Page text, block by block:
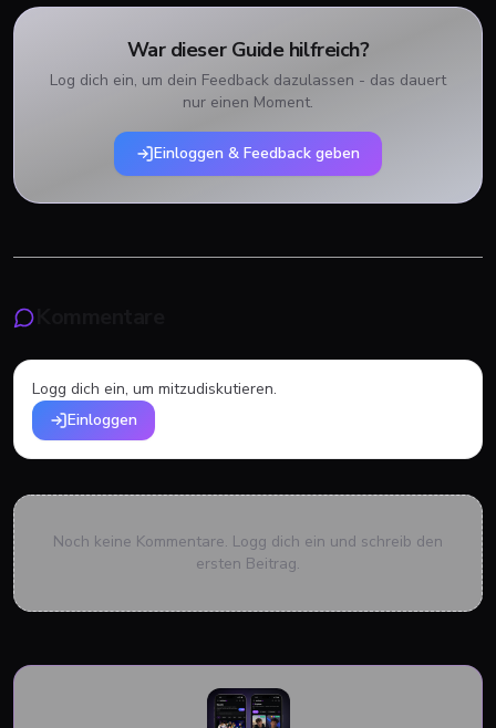
War dieser Guide hilfreich?
Log dich ein, um dein Feedback dazulassen - das dauert
nur einen Moment.
Einloggen & Feedback geben
Logg dich ein, um mitzudiskutieren.
Einloggen
Noch keine Kommentare. Logg dich ein und schreib den
ersten Beitrag.